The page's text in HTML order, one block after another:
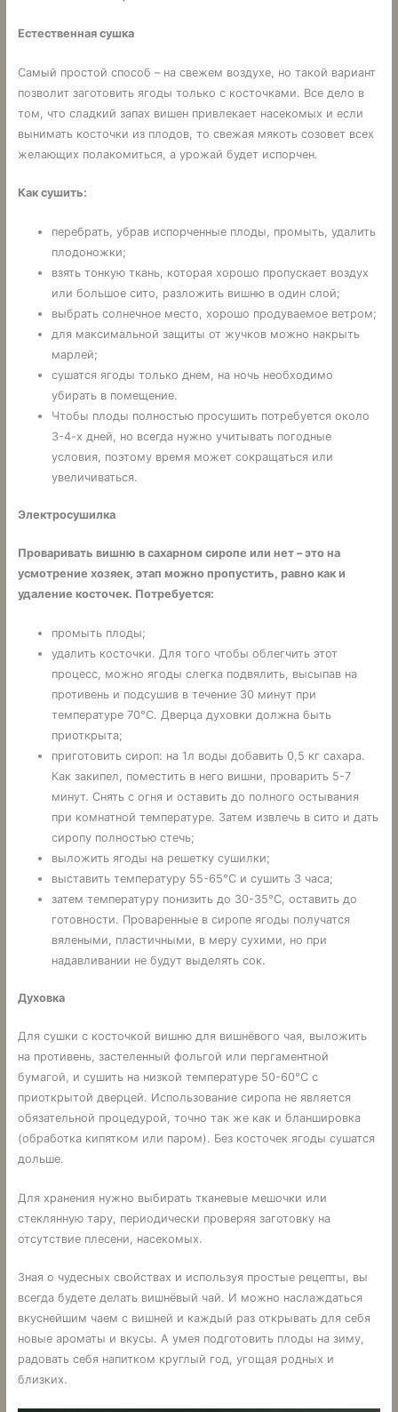
Естественная сушка
Самый простой способ – на свежем воздухе, но такой вариант
позволит заготовить ягоды только с косточками. Все дело в
том, что сладкий запах вишен привлекает насекомых и если
вынимать косточки из плодов, то свежая мякоть созовет всех
желающих полакомиться, а урожай будет испорчен.
Как сушить:
перебрать, убрав испорченные плоды, промыть, удалить
плодоножки;
взять тонкую ткань, которая хорошо пропускает воздух
или большое сито, разложить вишню в один слой;
выбрать солнечное место, хорошо продуваемое ветром;
для максимальной защиты от жучков можно накрыть
марлей;
сушатся ягоды только днем, на ночь необходимо
убирать в помещение.
Чтобы плоды полностью просушить потребуется около
3-4-х дней, но всегда нужно учитывать погодные
условия, поэтому время может сокращаться или
увеличиваться.
Электросушилка
Проваривать вишню в сахарном сиропе или нет – это на
усмотрение хозяек, этап можно пропустить, равно как и
удаление косточек. Потребуется:
промыть плоды;
удалить косточки. Для того чтобы облегчить этот
процесс, можно ягоды слегка подвялить, высыпав на
противень и подсушив в течение 30 минут при
температуре 70°С. Дверца духовки должна быть
приоткрыта;
приготовить сироп: на 1л воды добавить 0,5 кг сахара.
Как закипел, поместить в него вишни, проварить 5-7
минут. Снять с огня и оставить до полного остывания
при комнатной температуре. Затем извлечь в сито и дать
сиропу полностью стечь;
выложить ягоды на решетку сушилки;
выставить температуру 55-65°С и сушить 3 часа;
затем температуру понизить до 30-35°С, оставить до
готовности. Проваренные в сиропе ягоды получатся
вялеными, пластичными, в меру сухими, но при
надавливании не будут выделять сок.
Духовка
Для сушки с косточкой вишню для вишнёвого чая, выложить
на противень, застеленный фольгой или пергаментной
бумагой, и сушить на низкой температуре 50-60°С с
приоткрытой дверцей. Использование сиропа не является
обязательной процедурой, точно так же как и бланшировка
(обработка кипятком или паром). Без косточек ягоды сушатся
дольше.
Для хранения нужно выбирать тканевые мешочки или
стеклянную тару, периодически проверяя заготовку на
отсутствие плесени, насекомых.
Зная о чудесных свойствах и используя простые рецепты, вы
всегда будете делать вишнёвый чай. И можно наслаждаться
вкуснейшим чаем с вишней и каждый раз открывать для себя
новые ароматы и вкусы. А умея подготовить плоды на зиму,
радовать себя напитком круглый год, угощая родных и
близких.